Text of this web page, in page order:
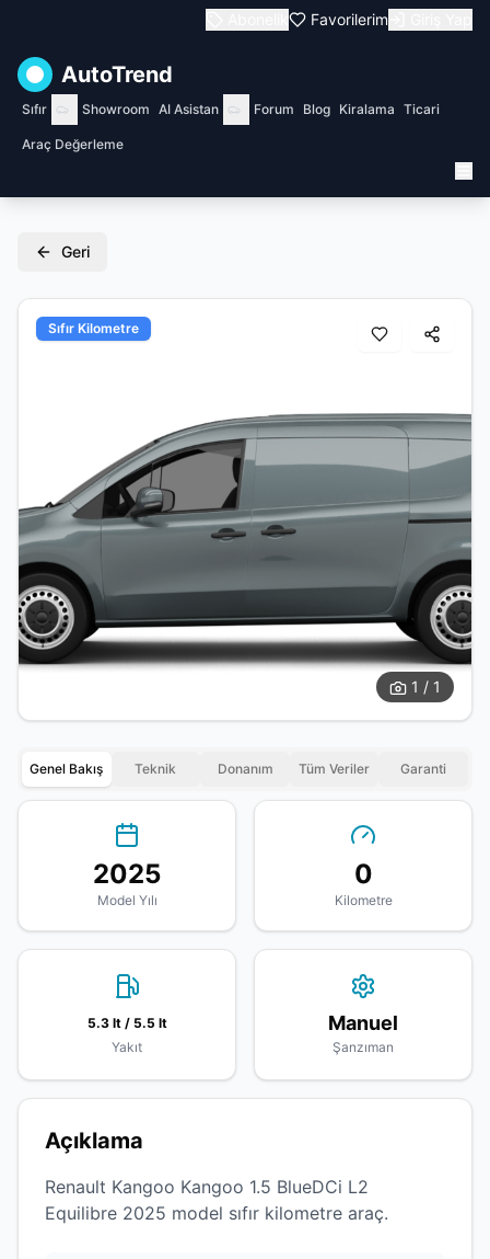
Favorilerim
AutoTrend
Sıfır Showroom AI Asistan Forum Blog Kiralama Ticari
Araç Değerleme
Geri
Sıfır Kilometre
1 / 1
Genel Bakış Teknik Donanım Tüm Veriler Garanti
2025
Model Yılı
0
Kilometre
5.3 lt / 5.5 lt
Yakıt
Manuel
Şanzıman
Açıklama
Renault Kangoo Kangoo 1.5 BlueDCi L2
Equilibre 2025 model sıfır kilometre araç.